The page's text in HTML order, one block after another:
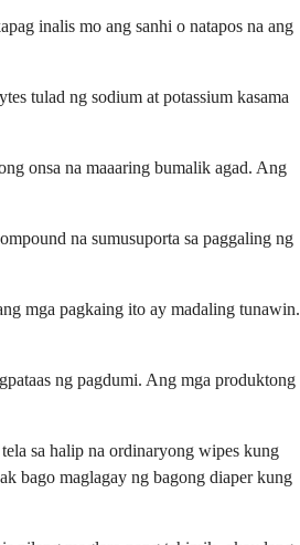
inalis mo ang sanhi o natapos na ang
tulad ng sodium at potassium kasama
onsa na maaaring bumalik agad. Ang
na sumusuporta sa paggaling ng
mga pagkaing ito ay madaling tunawin.
ng pagdumi. Ang mga produktong
sa halip na ordinaryong wipes kung
bago maglagay ng bagong diaper kung